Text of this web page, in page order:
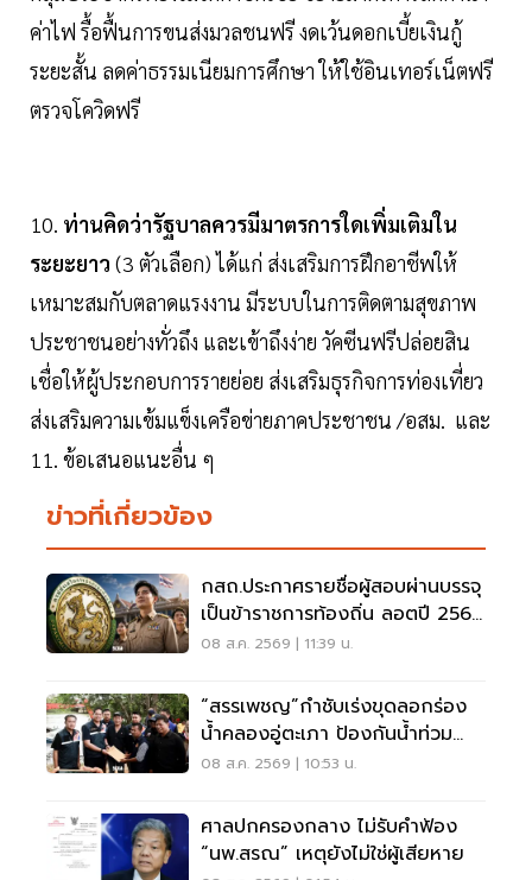
ค่าไฟ รื้อฟื้นการขนส่งมวลชนฟรี งดเว้นดอกเบี้ยเงินกู้
ระยะสั้น ลดค่าธรรมเนียมการศึกษา ให้ใช้อินเทอร์เน็ตฟรี
ตรวจโควิดฟรี
10. ท่านคิดว่ารัฐบาลควรมีมาตรการใดเพิ่มเติมใน
ระยะยาว (3 ตัวเลือก) ได้แก่ ส่งเสริมการฝึกอาชีพให้
เหมาะสมกับตลาดแรงงาน มีระบบในการติดตามสุขภาพ
ประชาชนอย่างทั่วถึง และเข้าถึงง่าย วัคซีนฟรีปล่อยสิน
เชื่อให้ผู้ประกอบการรายย่อย ส่งเสริมธุรกิจการท่องเที่ยว
ส่งเสริมความเข้มแข็งเครือข่ายภาคประชาชน /อสม. และ
11. ข้อเสนอแนะอื่น ๆ
ข่าวที่เกี่ยวข้อง
กสถ.ประกาศรายชื่อผู้สอบผ่านบรรจุ
เป็นข้าราชการท้องถิ่น ลอตปี 2568
ใหม่
08 ส.ค. 2569 | 11:39 น.
“สรรเพชญ”กำชับเร่งขุดลอกร่อง
น้ำคลองอู่ตะเภา ป้องกันน้ำท่วม
สงขลา
08 ส.ค. 2569 | 10:53 น.
ศาลปกครองกลาง ไม่รับคำฟ้อง
“นพ.สรณ” เหตุยังไม่ใช่ผู้เสียหาย